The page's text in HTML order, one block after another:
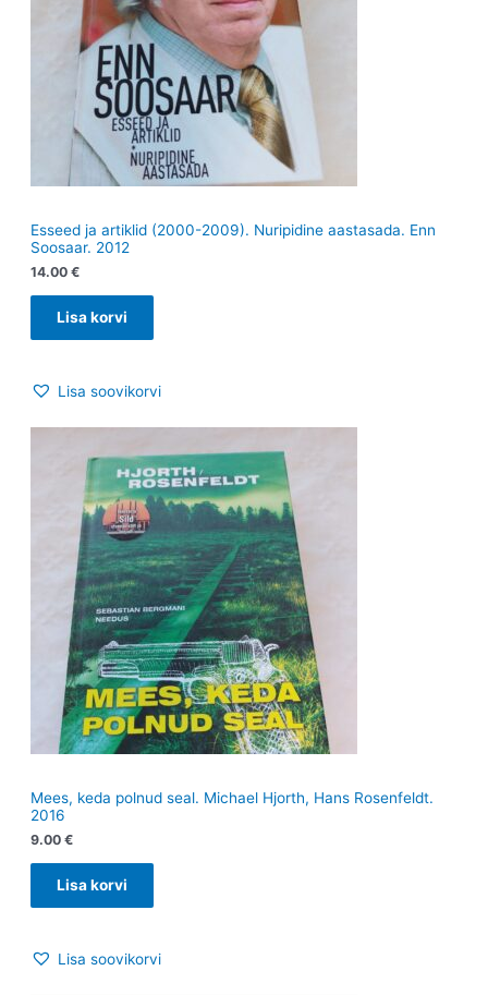
Esseed ja artiklid (2000-2009). Nuripidine aastasada. Enn
Soosaar. 2012
14.00 €
Lisa korvi
Lisa soovikorvi
Mees, keda polnud seal. Michael Hjorth, Hans Rosenfeldt.
2016
9.00 €
Lisa korvi
Lisa soovikorvi